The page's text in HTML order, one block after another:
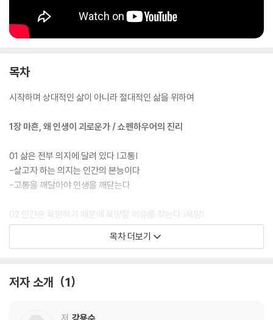
목차
시작하며 상대적인 삶이 아니라 절대적인 삶을 위하여
1장 마흔, 왜 인생이 괴로운가 / 쇼펜하우어의 진리
01 삶은 전부 의지에 달려 있다 |고통|
-살고자 하는 의지는 인간의 본능이다
-고통을 깨달아야 인생을 깨닫는다
02 인간은 욕망하기 때문에 욕망할 이유를 찾는다 |욕망|
-인간은 구체적으로 욕망한다
-욕망의 최대 만족과 최대 결핍
목차 더보기
저자 소개 1